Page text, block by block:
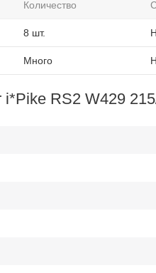
Количество
8 шт.
Много
i*Pike RS2 W429